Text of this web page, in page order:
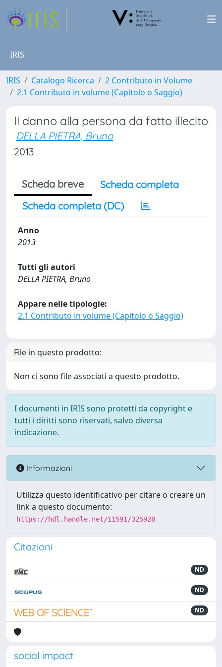
IRIS
IRIS Catalogo Ricerca
2 Contributo in Volume
2.1 Contributo in volume (Capitolo o Saggio)
Il danno alla persona da fatto illecito
DELLA PIETRA, Bruno
2013
Scheda breve
Scheda completa
Scheda completa (DC)
Anno
2013
Tutti gli autori
DELLA PIETRA, Bruno
Appare nelle tipologie:
2.1 Contributo in volume (Capitolo o Saggio)
File in questo prodotto:
Non ci sono file associati a questo prodotto.
I documenti in IRIS sono protetti da copyright e
tutti i diritti sono riservati, salvo diversa
indicazione.
Informazioni
Utilizza questo identificativo per citare o creare un
link a questo documento:
https://hdl.handle.net/11591/325928
Citazioni
ND
ND
ND
social impact